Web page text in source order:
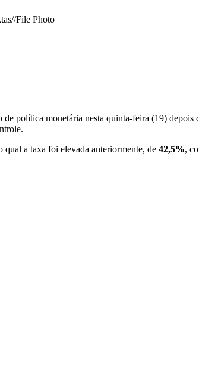
File Photo
de política monetária nesta quinta-feira (19) depois
qual a taxa foi elevada anteriormente, de 42,5%,